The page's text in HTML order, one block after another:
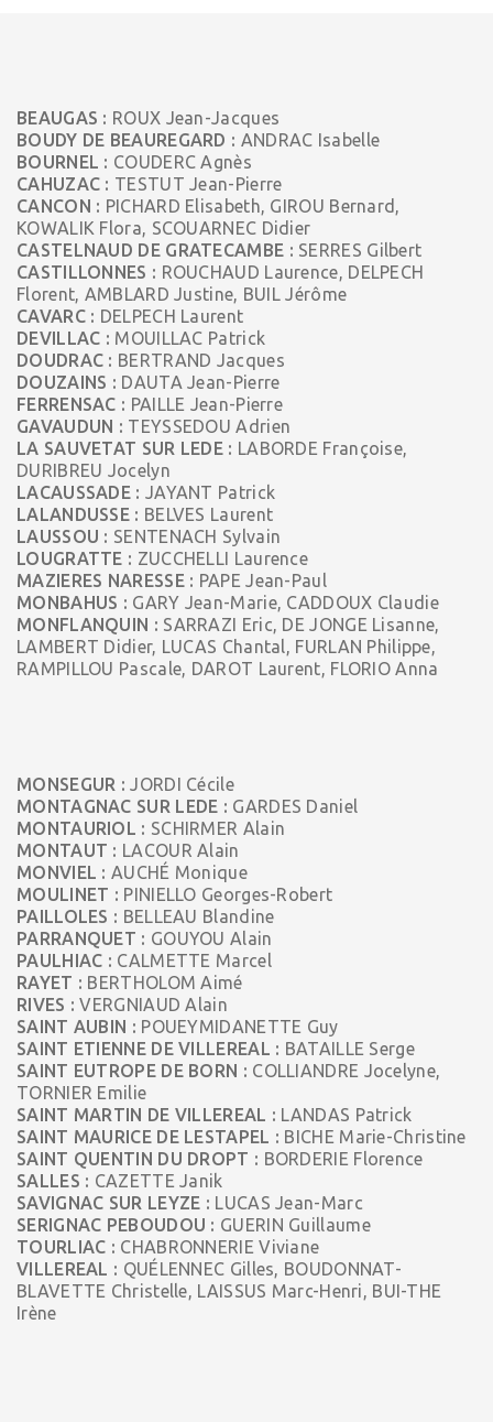
BEAUGAS : ROUX Jean-Jacques
BOUDY DE BEAUREGARD : ANDRAC Isabelle
BOURNEL : COUDERC Agnès
CAHUZAC : TESTUT Jean-Pierre
CANCON : PICHARD Elisabeth, GIROU Bernard,
KOWALIK Flora, SCOUARNEC Didier
CASTELNAUD DE GRATECAMBE : SERRES Gilbert
CASTILLONNES : ROUCHAUD Laurence, DELPECH
Florent, AMBLARD Justine, BUIL Jérôme
CAVARC : DELPECH Laurent
DEVILLAC : MOUILLAC Patrick
DOUDRAC : BERTRAND Jacques
DOUZAINS : DAUTA Jean-Pierre
FERRENSAC : PAILLE Jean-Pierre
GAVAUDUN : TEYSSEDOU Adrien
LA SAUVETAT SUR LEDE : LABORDE Françoise,
DURIBREU Jocelyn
LACAUSSADE : JAYANT Patrick
LALANDUSSE : BELVES Laurent
LAUSSOU : SENTENACH Sylvain
LOUGRATTE : ZUCCHELLI Laurence
MAZIERES NARESSE : PAPE Jean-Paul
MONBAHUS : GARY Jean-Marie, CADDOUX Claudie
MONFLANQUIN : SARRAZI Eric, DE JONGE Lisanne,
LAMBERT Didier, LUCAS Chantal, FURLAN Philippe,
RAMPILLOU Pascale, DAROT Laurent, FLORIO Anna
MONSEGUR :JORDI Cécile
MONTAGNAC SUR LEDE : GARDES Daniel
MONTAURIOL : SCHIRMER Alain
MONTAUT : LACOUR Alain
MONVIEL : AUCHÉ Monique
MOULINET : PINIELLO Georges-Robert
PAILLOLES : BELLEAU Blandine
PARRANQUET : GOUYOU Alain
PAULHIAC : CALMETTE Marcel
RAYET : BERTHOLOM Aimé
RIVES :VERGNIAUD Alain
SAINT AUBIN : POUEYMIDANETTE Guy
SAINT ETIENNE DE VILLEREAL : BATAILLE Serge
SAINT EUTROPE DE BORN : COLLIANDRE Jocelyne,
TORNIER Emilie
SAINT MARTIN DE VILLEREAL : LANDAS Patrick
SAINT MAURICE DE LESTAPEL : BICHE Marie-Christine
SAINT QUENTIN DU DROPT : BORDERIE Florence
SALLES : CAZETTE Janik
SAVIGNAC SUR LEYZE : LUCAS Jean-Marc
SERIGNAC PEBOUDOU : GUERIN Guillaume
TOURLIAC : CHABRONNERIE Viviane
VILLEREAL : QUÉLENNEC Gilles, BOUDONNAT-
BLAVETTE Christelle, LAISSUS Marc-Henri, BUI-THE
Irène